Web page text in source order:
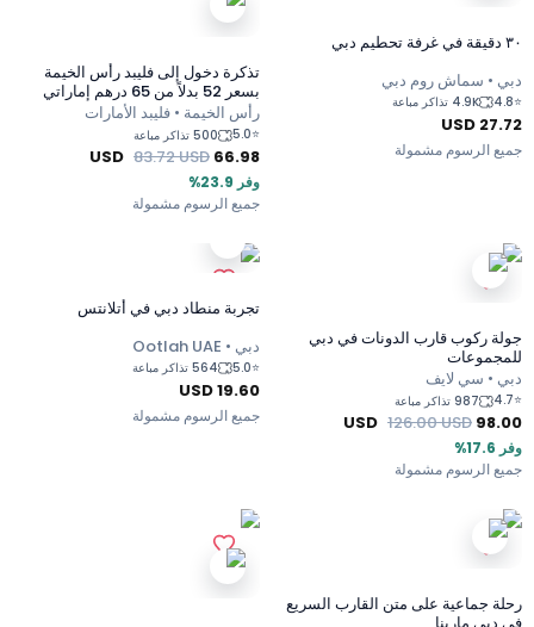
٣٠ دقيقة في غرفة تحطيم دبي
دبي • سماش روم دبي
⭐
4.8 4.9K تذاكر مباعة
27.72
USD
جميع الرسوم مشمولة
تذكرة دخول إلى فليبد رأس الخيمة
بسعر 52 بدلاً من 65 درهم إماراتي
رأس الخيمة • فليبد الأمارات
⭐
5.0 500 تذاكر مباعة
66.98
USD 83.72USD
جميع الرسوم مشمولة
وفر 23.9%
جولة ركوب قارب الدونات في دبي
للمجموعات
دبي • سي لايف
⭐
4.7 987 تذاكر مباعة
98.00
USD 126.00USD
جميع الرسوم مشمولة
وفر 17.6%
تجربة منطاد دبي في أتلانتس
دبي • Ootlah UAE
⭐
5.0 564 تذاكر مباعة
19.60
USD
جميع الرسوم مشمولة
رحلة جماعية على متن القارب السريع